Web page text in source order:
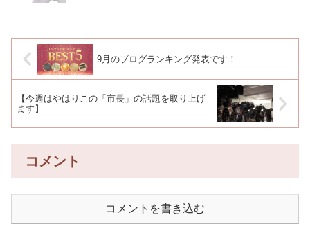
9月のブログランキング発表です！
【今週はやはりこの「市長」の話題を取り上げ
ます】
コメント
コメントを書き込む